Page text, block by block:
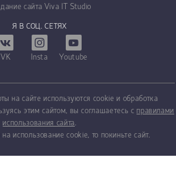
сайта Viva IT Studio
Я В СОЦ. СЕТЯХ
VK Insta Youtube
на сайте используются cookie и обработка
этим сайтом, вы соглашаетесь справилами
использования сайта.
использование cookie, то покиньте сайт.